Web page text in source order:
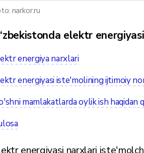
narkor.ru
elektr
energiya narxlari
energiyasi iste'molining ijtimoiy
mamlakatlarda oylik ish haqidan
energiyasi narxlari